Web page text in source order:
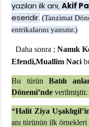
yazılan ilk anı,Akif
eseridir. (Tanzimat
entrikalarını yansıtır.)
Daha sonra ;Namık
Efendi,Muallim Naci
Bu türünBatılı
Dönemi’nde verilmiştir.
*Halit Ziya
anı türünün ilk örnekleri